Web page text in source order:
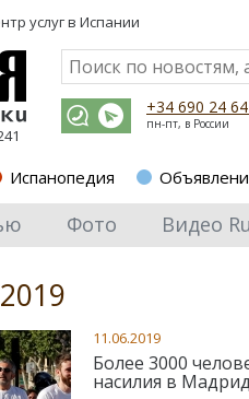
услуг в Испании
+34 690 24
пн-пт, в России
Испанопедия
Фото Видео
11.06.2019
Более 3000
насилия в